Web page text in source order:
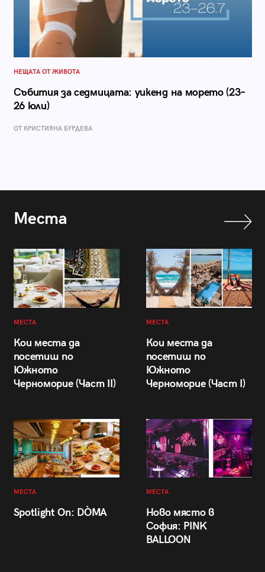
НЕЩАТА ОТ ЖИВОТА
Събития за седмицата: уикенд на морето (23–
26 юли)
ОТ КРИСТИЯНА БУРДЕВА
Места
МЕСТА
Кои места да
посетиш по
Южното
Черноморие (Част II)
МЕСТА
Кои места да
посетиш по
Южното
Черноморие (Част I)
МЕСТА
Spotlight On: DÒMA
МЕСТА
Ново място в
София: PINK
BALLOON